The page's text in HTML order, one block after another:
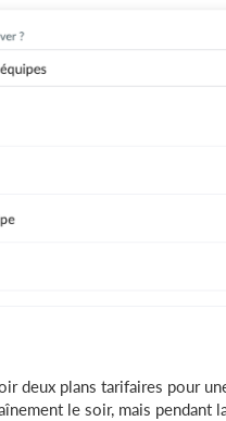
deux plans tarifaires pour
le soir, mais pendant